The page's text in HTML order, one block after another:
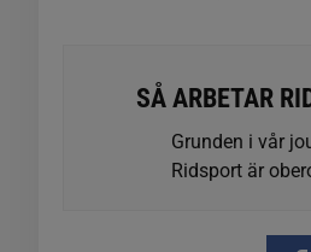
SÅ ARBETAR
Grunden i vår
Ridsport är